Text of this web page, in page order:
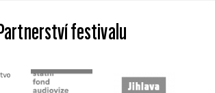
festivalu